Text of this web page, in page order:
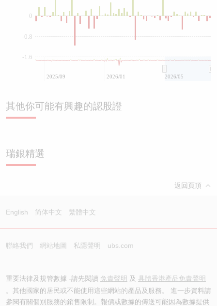
0
-1.6
-0.8
2025/09 2026/01 2026/05
其他你可能有興趣的認股證
瑞銀精選
返回頁頂
English 简体中文 繁體中文
聯絡我們 網站地圖 私隱聲明 ubs.com
重要法律及規管數據 -請先閱讀 免責聲明 及 具體香港產品免責聲明
。其他國家的居民或不能使用這些網站的產品及服務。 進一步資料請
參閱有關個別服務的銷售限制。報價或數據的傳送可能因為數據提供